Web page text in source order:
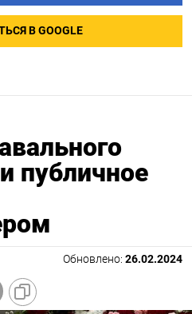
В GOOGLE
публичное
Обновлено: 26.02.2024